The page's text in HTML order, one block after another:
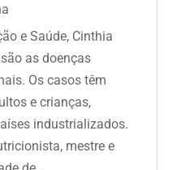
e Saúde, Cinthia
as doenças
Os casos têm
e crianças,
industrializados.
mestre e